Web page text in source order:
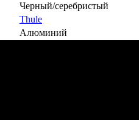
Черный/серебристый
Thule
Алюминий